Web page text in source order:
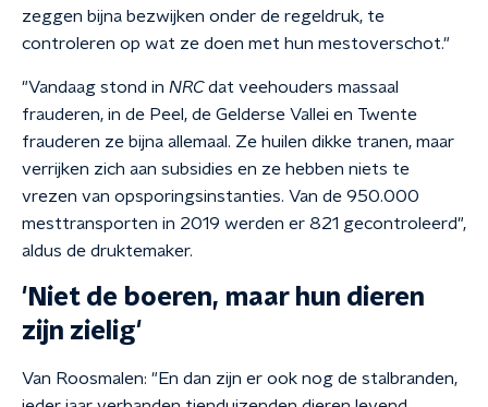
zeggen bijna bezwijken onder de regeldruk, te
controleren op wat ze doen met hun mestoverschot."
"Vandaag stond in NRCdat veehouders massaal
frauderen, in de Peel, de Gelderse Vallei en Twente
frauderen ze bijna allemaal. Ze huilen dikke tranen, maar
verrijken zich aan subsidies en ze hebben niets te
vrezen van opsporingsinstanties. Van de 950.000
mesttransporten in 2019 werden er 821 gecontroleerd",
aldus de druktemaker.
'Niet de boeren, maar hun dieren
zijn zielig'
Van Roosmalen: "En dan zijn er ook nog de stalbranden,